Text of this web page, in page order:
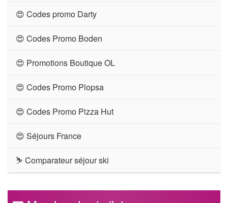
😍 Codes promo Darty
😍 Codes Promo Boden
😍 Promotions Boutique OL
😍 Codes Promo Plopsa
😍 Codes Promo Pizza Hut
😍 Séjours France
⛷ Comparateur séjour ski